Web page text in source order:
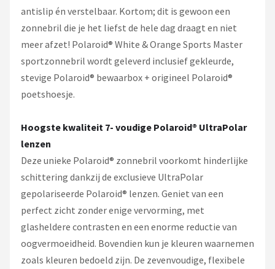
antislip én verstelbaar. Kortom; dit is gewoon een
zonnebril die je het liefst de hele dag draagt en niet
meer afzet! Polaroid® White & Orange Sports Master
sportzonnebril wordt geleverd inclusief gekleurde,
stevige Polaroid® bewaarbox + origineel Polaroid®
poetshoesje.
Hoogste kwaliteit 7- voudige Polaroid® UltraPolar
lenzen
Deze unieke Polaroid® zonnebril voorkomt hinderlijke
schittering dankzij de exclusieve UltraPolar
gepolariseerde Polaroid® lenzen. Geniet van een
perfect zicht zonder enige vervorming, met
glasheldere contrasten en een enorme reductie van
oogvermoeidheid. Bovendien kun je kleuren waarnemen
zoals kleuren bedoeld zijn. De zevenvoudige, flexibele